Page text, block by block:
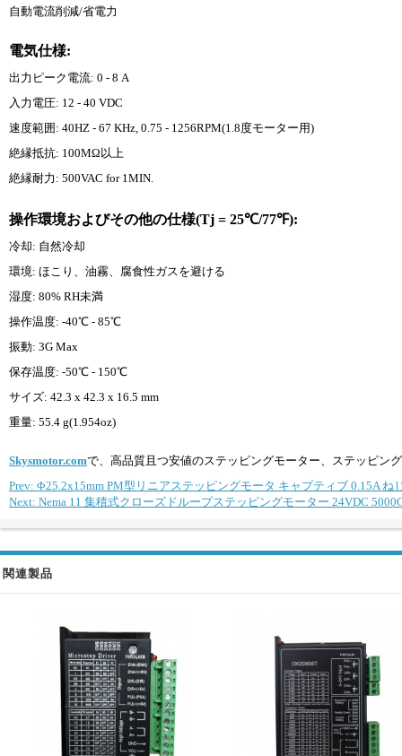
自動電流削減/省電力
電気仕様:
出力ピーク電流: 0 - 8 A
入力電圧: 12 - 40 VDC
速度範囲: 40HZ - 67 KHz, 0.75 - 1256RPM(1.8度モーター用)
絶縁抵抗: 100MΩ以上
絶縁耐力: 500VAC for 1MIN.
操作環境およびその他の仕様(Tj = 25℃/77℉):
冷却: 自然冷却
環境: ほこり、油霧、腐食性ガスを避ける
湿度: 80% RH未満
操作温度: -40℃ - 85℃
振動: 3G Max
保存温度: -50℃ - 150℃
サイズ: 42.3 x 42.3 x 16.5 mm
重量: 55.4 g(1.954oz)
Skysmotor.comで、高品質且つ安値のステッピングモーター、ステッピン
Prev: Φ25.2x15mm PM型リニアステッピングモータ キャプティブ 0.15A ね
Next: Nema 11 集積式クローズドループステッピングモーター 24VDC
関連製品